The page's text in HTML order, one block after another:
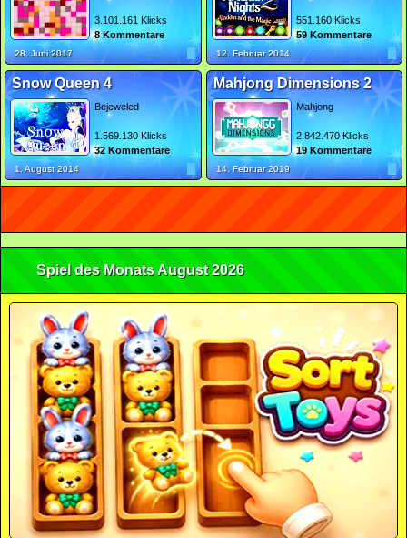
3.101.161 Klicks
8 Kommentare
28. Juni 2017
551.160 Klicks
59 Kommentare
12. Februar 2014
Snow Queen 4
Bejeweled
1.569.130 Klicks
32 Kommentare
1. August 2014
Mahjong Dimensions 2
Mahjong
2.842.470 Klicks
19 Kommentare
14. Februar 2019
Spiel des Monats August 2026